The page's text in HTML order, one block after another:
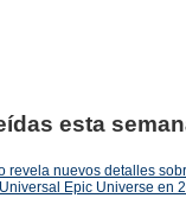
esta
revela nuevos detalles
Epic Universe en